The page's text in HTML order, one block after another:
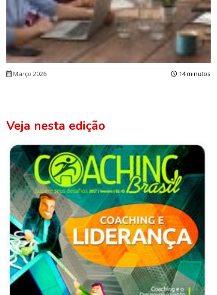
Março 2026 14 minutos
Veja nesta edição